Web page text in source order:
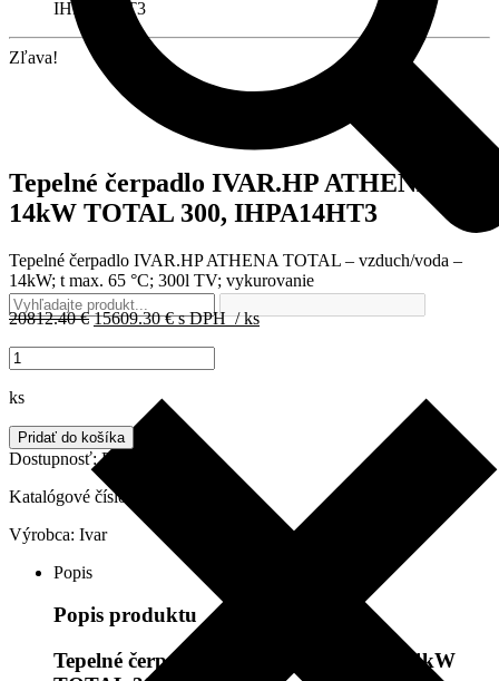
IHPA14HT3
Zľava!
Tepelné čerpadlo IVAR.HP ATHENA
14kW TOTAL 300, IHPA14HT3
Tepelné čerpadlo IVAR.HP ATHENA TOTAL – vzduch/voda –
14kW; t max. 65 °C; 300l TV; vykurovanie
20812.40€Pôvodná
15609.30€Aktuálna
s DPH/ ks
množstvo
Tepelné
čerpadlo
ATHENA
14kW
300,
ks
Pridať do košíka
Dostupnosť:Do 2 dní
Katalógové číslo:
Výrobca: Ivar
Popis
Popis produktu
Tepelné čerpadlo IVAR.HP ATHENA 14kW